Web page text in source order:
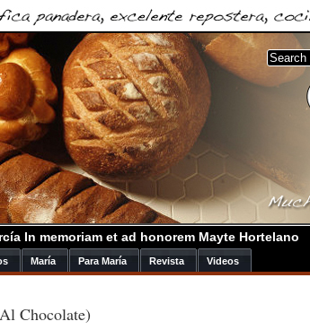
In memoriam et ad honorem Mayte Hortelano
María Para María Revista Videos
Chocolate)